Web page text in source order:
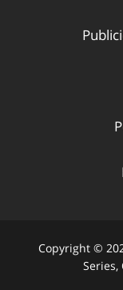
Copyright ©
Series,